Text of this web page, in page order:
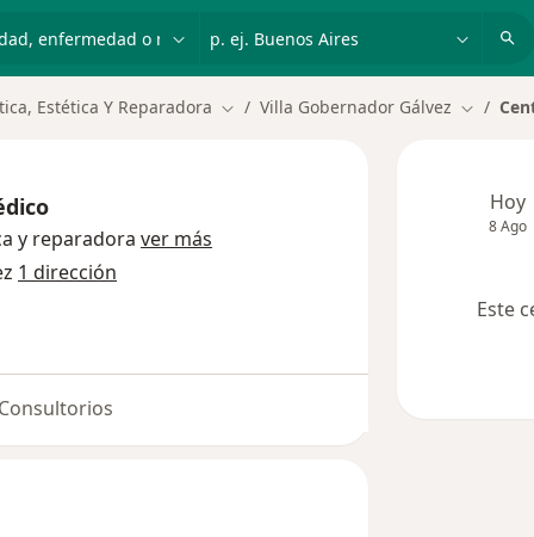
Estética Y Reparadora Cambiar de ciudad
Villa Gobernador Gálvez Cambiar
y reparadora ver más
1 dirección
Hoy
8 Ago
Este